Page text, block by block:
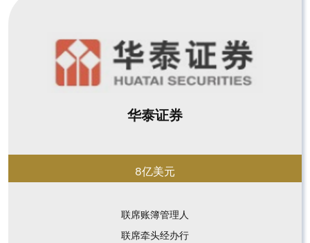
华泰证券
8亿美元
联席账簿管理人
联席牵头经办行